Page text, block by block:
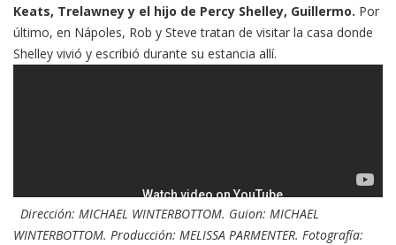
Keats, Trelawney y el hijo de Percy Shelley, Guillermo. Por
último, en Nápoles, Rob y Steve tratan de visitar la casa donde
Shelley vivió y escribió durante su estancia allí.
Dirección: MICHAEL WINTERBOTTOM. Guion: MICHAEL
WINTERBOTTOM. Producción: MELISSA PARMENTER. Fotografía: